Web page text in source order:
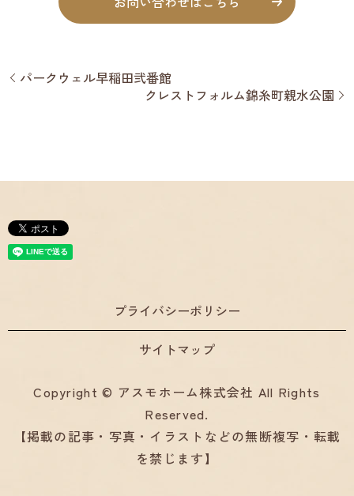
パークウェル早稲田弐番館
クレストフォルム錦糸町親水公園
プライバシーポリシー
サイトマップ
Copyright © アスモホーム株式会社 All Rights
Reserved.
【掲載の記事・写真・イラストなどの無断複写・転載
を禁じます】